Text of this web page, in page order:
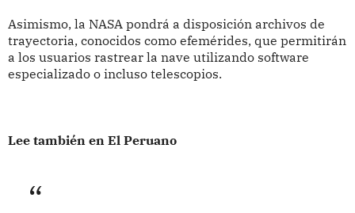
Asimismo, la NASA pondrá a disposición archivos de
trayectoria, conocidos como efemérides, que permitirán
a los usuarios rastrear la nave utilizando software
especializado o incluso telescopios.
Lee también en El Peruano